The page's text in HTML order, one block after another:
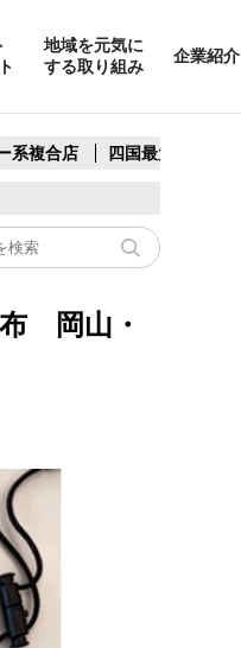
地域を元気に
する取り組み
企業紹介
系複合店 四国最大スリコ
岡山・